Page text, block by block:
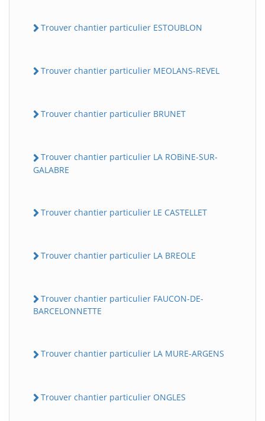
Trouver chantier particulier ESTOUBLON
Trouver chantier particulier MEOLANS-REVEL
Trouver chantier particulier BRUNET
Trouver chantier particulier LA ROBiNE-SUR-
GALABRE
Trouver chantier particulier LE CASTELLET
Trouver chantier particulier LA BREOLE
Trouver chantier particulier FAUCON-DE-
BARCELONNETTE
Trouver chantier particulier LA MURE-ARGENS
Trouver chantier particulier ONGLES